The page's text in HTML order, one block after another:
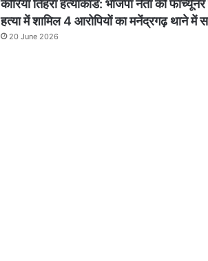
कोरिया तिहरा हत्याकांड: भाजपा नेता को
हत्या में शामिल 4 आरोपियों का मनेंद्रगढ़ थाने में
20 June 2026